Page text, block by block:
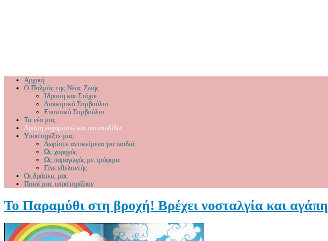
Αρχική
Ο Παλμός της Νέας Ζωής
Ίδρυση και Στόχοι
Διοικητικό Συμβούλιο
Εποπτικό Συμβούλιο
Τα νέα μας
Δράση ευχαριστώ και ανταποδίδω
Υποστηρίξτε μας
Δωρίστε αντικείμενα για παιδιά
Ως χορηγός
Ως παραγωγός με τρόφιμα
Γίνε εθελοντής
Οι δράσεις μας
Ποιοί μας υποστηρίζουν
Το Παραμύθι στη βροχή! Βρέχει νοσταλγία και αγάπη